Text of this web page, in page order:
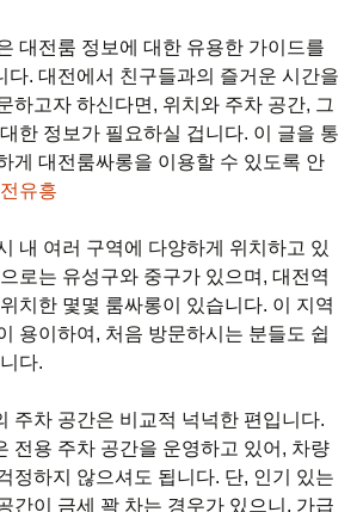
대전룸 정보에 대한 유용한 가이드를
다. 대전에서 친구들과의 즐거운 시간을
하고자 하신다면, 위치와 주차 공간, 그
한 정보가 필요하실 겁니다. 이 글을 통
게 대전룸싸롱을 이용할 수 있도록 안
유흥
내 여러 구역에 다양하게 위치하고 있
로는 유성구와 중구가 있으며, 대전역
치한 몇몇 룸싸롱이 있습니다. 이 지역
용이하여, 처음 방문하시는 분들도 쉽
다.
주차 공간은 비교적 넉넉한 편입니다.
전용 주차 공간을 운영하고 있어, 차량
정하지 않으셔도 됩니다. 단, 인기 있는
간이 금세 꽉 차는 경우가 있으니, 가급